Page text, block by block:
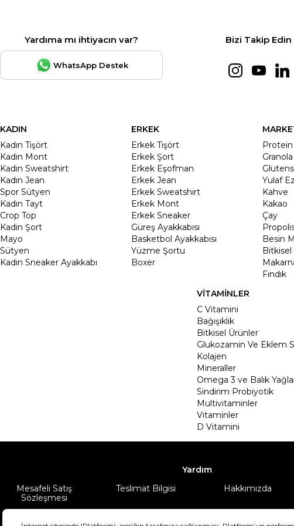
Yardıma mı ihtiyacın var?
WhatsApp Destek
Bizi Takip Edin
KADIN
Kadın Tişört
Kadın Mont
Kadın Sweatshirt
Kadın Jean
Spor Sütyen
Kadın Tayt
Crop Top
Kadin Şort
Mayo
Sütyen
Kadın Sneaker Ayakkabı
ERKEK
Erkek Tişört
Erkek Şort
Erkek Eşofman
Erkek Jean
Erkek Sweatshirt
Erkek Mont
Erkek Sneaker
Güreş Ayakkabısı
Basketbol Ayakkabısı
Yüzme Şortu
Boxer
Yulaf
Kahve
Kakao
Çay
Besin
Bitkisel
Fındık
VİTAMİNLER
C Vitamini
Bağışıklık
Bitkisel Ürünler
Glukozamin Ve Eklem
Kolajen
Mineraller
Omega 3 ve Balık
Sindirim Probiyotik
Multivitaminler
Vitaminler
D Vitamini
Yardım
Mesafeli Satış
Sözleşmesi
Teslimat Bilgisi Hakkımızda